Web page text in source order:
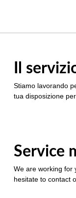
Il
Stiamo lavorando
tua disposizione
Service
We are working for
hesitate to contact